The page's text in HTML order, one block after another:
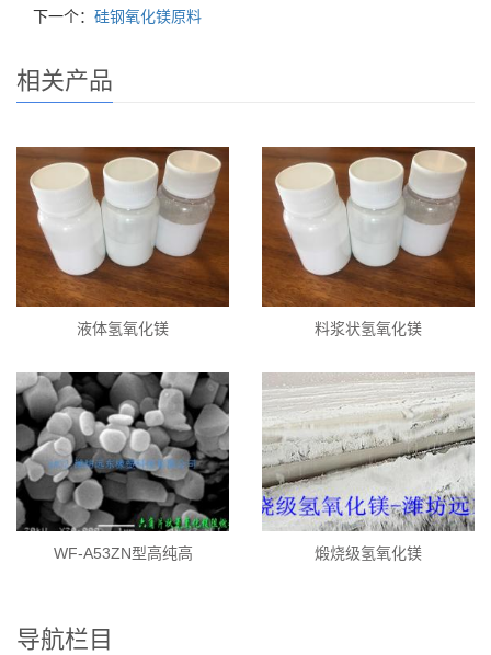
下一个： 硅钢氧化镁原料
相关产品
液体氢氧化镁 料浆状氢氧化镁
WF-A53ZN型高纯高 煅烧级氢氧化镁
导航栏目